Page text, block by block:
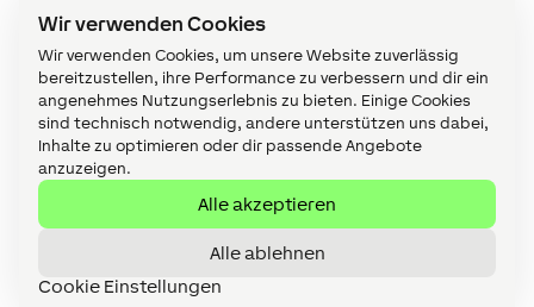
Wir verwenden Cookies
Wir verwenden Cookies, um unsere Website zuverlässig
bereitzustellen, ihre Performance zu verbessern und dir ein
angenehmes Nutzungserlebnis zu bieten. Einige Cookies
sind technisch notwendig, andere unterstützen uns dabei,
Inhalte zu optimieren oder dir passende Angebote
anzuzeigen.
Alle akzeptieren
Alle ablehnen
Cookie Einstellungen